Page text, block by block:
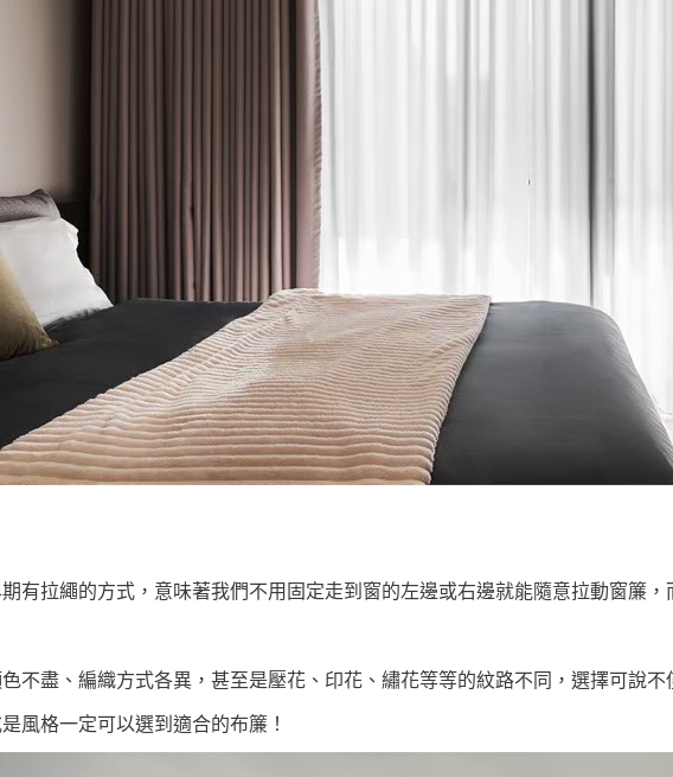
有拉繩的方式，意味著我們不用固定走到窗的左邊或右邊就能隨意拉動窗簾
不盡、編織方式各異，甚至是壓花、印花、繡花等等的紋路不同，選擇可說不
風格一定可以選到適合的布簾！